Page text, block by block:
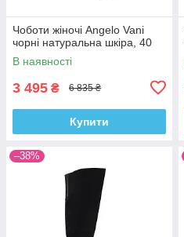
Чоботи жіночі Angelo Vani
чорні натуральна шкіра, 40
В наявності
3 495 ₴ 6 835 ₴
Купити
–38%